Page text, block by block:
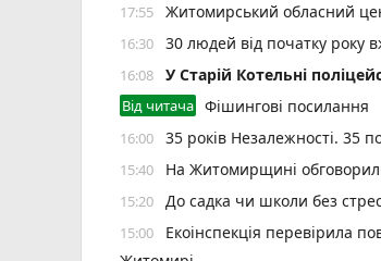
17:55 Житомирський обласний
16:30 30 людей від початку року
16:08 У Старій Котельні
Від читача Фішингові посилання
16:00 35 років Незалежності. 35
15:40 На Житомирщині
15:20 До садка чи школи без
15:00
Екоінспекція перевірила